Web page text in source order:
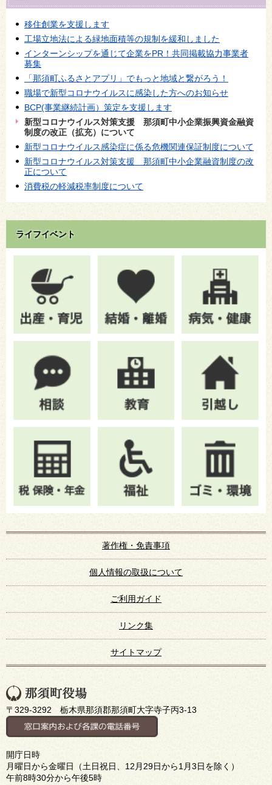
移住創業を支援します
工場立地法による緑地面積等の規制を緩和しました
インターンシップを通じて企業をPR！共同掲載協力事業者
募集
「那須町ふるさとアプリ」でもっと地域と繋がろう！
職場で新型コロナウイルスに感染した方へのお知らせ
BCP(事業継続計画）策定を支援します
新型コロナウイルス対策支援 那須町中小企業振興資金融資
制度の改正（拡充）について
新型コロナウイルス感染症に係る危機関連保証制度について
新型コロナウイルス対策支援 那須町中小企業融資制度の改
正について
消費税の軽減税率制度について
ライフイベント
著作権・免責事項
個人情報の取扱について
ご利用ガイド
リンク集
サイトマップ
〒329-3292 栃木県那須郡那須町大字寺子丙3-13
開庁日時
月曜日から金曜日（土日祝日、12月29日から1月3日を除く）
午前8時30分から午後5時